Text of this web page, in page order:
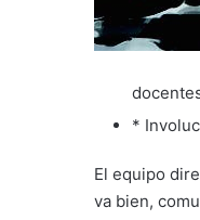
*
El equipo
va bien,